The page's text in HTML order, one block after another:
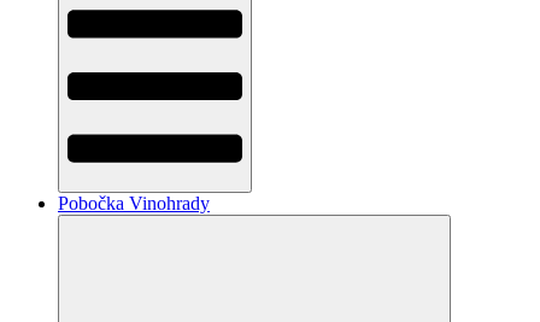
Pobočka Vinohrady